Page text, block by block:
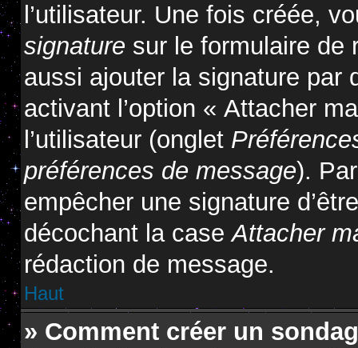
l’utilisateur. Une fois créée,
signature sur le formulaire de
aussi ajouter la signature par
activant l’option « Attacher
l’utilisateur (onglet
préférences de message).
empêcher une signature
décochant la caseAttacher
rédaction de message.
Haut
» Comment créer un